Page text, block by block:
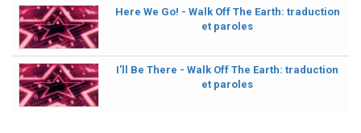
Here We Go! - Walk Off The Earth: traduction
et paroles
I'll Be There - Walk Off The Earth: traduction
et paroles